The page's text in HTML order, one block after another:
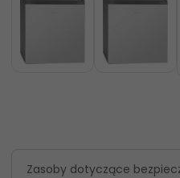
Zasoby dotyczące